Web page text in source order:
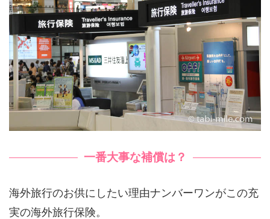
一番大事な補償は？
海外旅行のお供にしたい理由ナンバーワンがこの充
実の海外旅行保険。